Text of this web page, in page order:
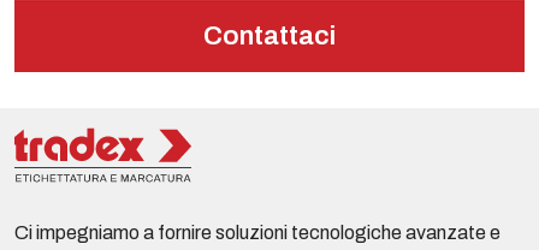
Contattaci
Ci impegniamo a fornire soluzioni tecnologiche avanzate e